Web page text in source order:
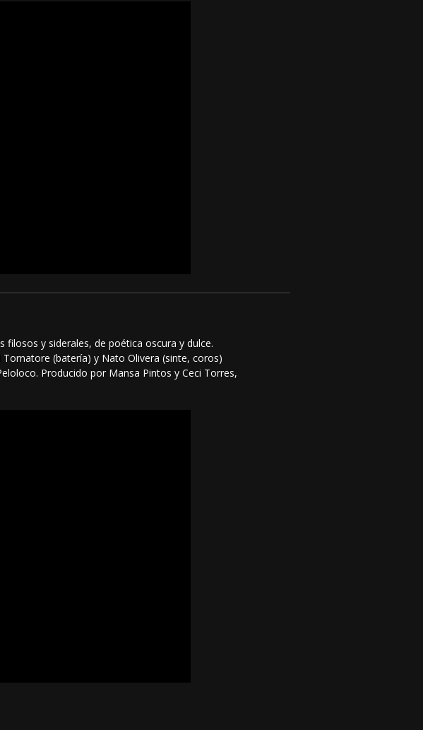
filosos y siderales, de poética oscura y dulce.
(batería) y Nato Olivera (sinte, coros)
Producido por Mansa Pintos y Ceci Torres,